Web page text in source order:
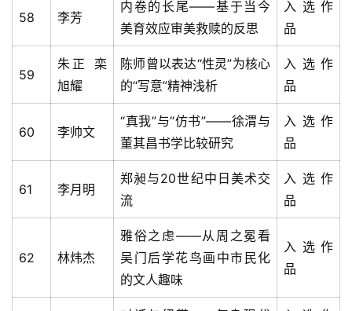
58 李芳
内卷的长尾——基于当今
美育效应审美救赎的反思
入选作
品
59
朱正 栾
旭耀
陈师曾以表达“性灵”为核心
的“写意”精神浅析
入选作
品
60 李帅文
“真我”与“仿书”——徐渭与
董其昌书学比较研究
入选作
品
61 李月明
郑昶与20世纪中日美术交
流
入选作
品
62 林炜杰
雅俗之虑——从周之冕看
吴门后学花鸟画中市民化
的文人趣味
入选作
品